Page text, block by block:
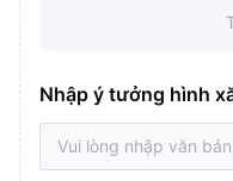
Nhập ý tưởng hình